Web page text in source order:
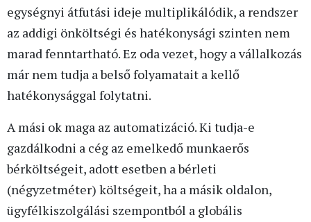
egységnyi átfutási ideje multiplikálódik, a rendszer
az addigi önköltségi és hatékonysági szinten nem
marad fenntartható. Ez oda vezet, hogy a vállalkozás
már nem tudja a belső folyamatait a kellő
hatékonysággal folytatni.
A mási ok maga az automatizáció. Ki tudja-e
gazdálkodni a cég az emelkedő munkaerős
bérköltségeit, adott esetben a bérleti
(négyzetméter) költségeit, ha a másik oldalon,
ügyfélkiszolgálási szempontból a globális